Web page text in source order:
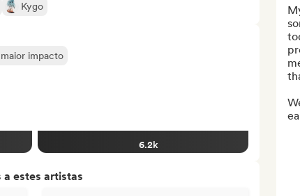
Kygo
impacto
6.2k
a estes artistas